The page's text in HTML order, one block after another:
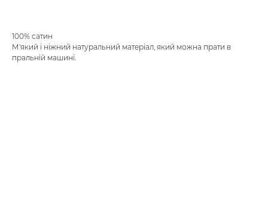
100% сатин
М'який і ніжний натуральний матеріал, який можна прати в
пральній машині.